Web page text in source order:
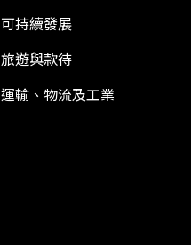
可持續發展
旅遊與款待
運輸、物流及工業